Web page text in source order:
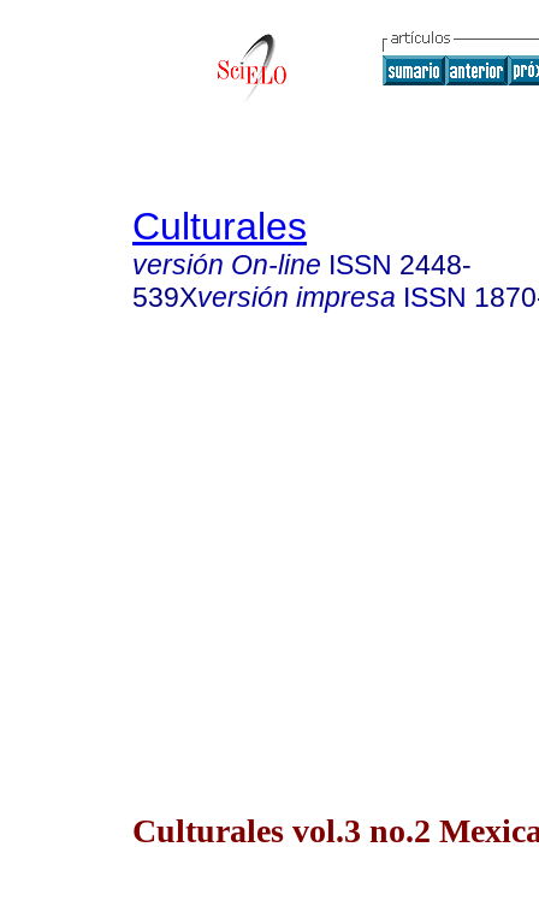
Culturales
versión On-line ISSN 2448-
539Xversión impresa ISSN
Culturales vol.3 no.2